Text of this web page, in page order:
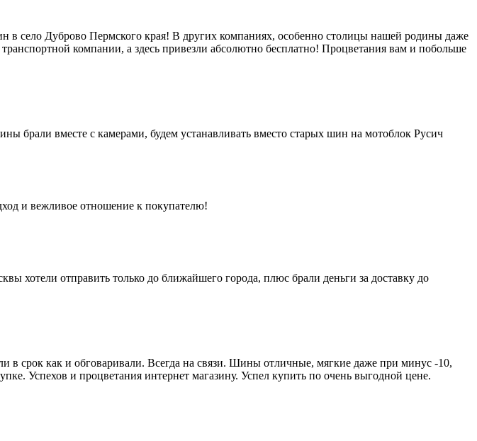
в село Дуброво Пермского края! В других компаниях, особенно столицы нашей родины даже
компании, а здесь привезли абсолютно бесплатно! Процветания вам и побольше
брали вместе с камерами, будем устанавливать вместо старых шин на мотоблок Русич
и вежливое отношение к покупателю!
хотели отправить только до ближайшего города, плюс брали деньги за доставку до
в срок как и обговаривали. Всегда на связи. Шины отличные, мягкие даже при минус -10,
Успехов и процветания интернет магазину. Успел купить по очень выгодной цене.